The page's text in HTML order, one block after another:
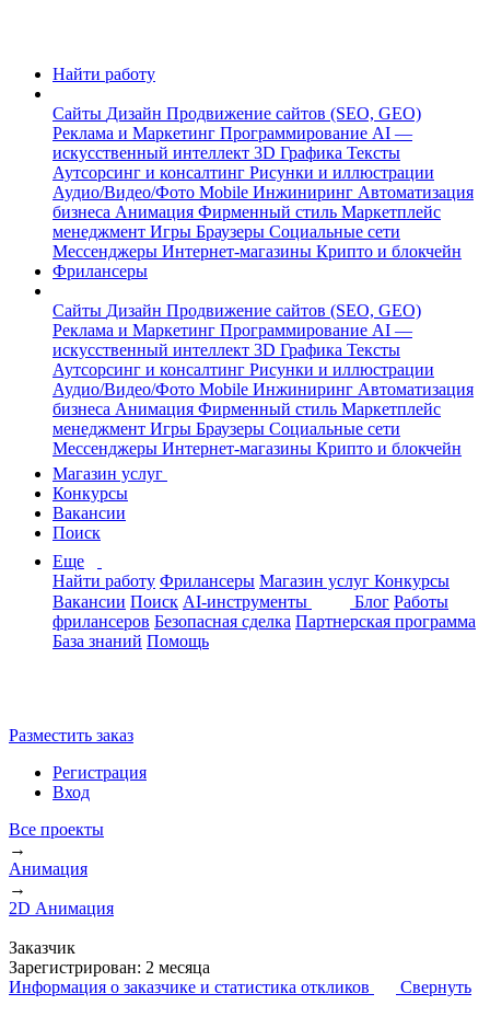
Найти работу
Сайты Дизайн Продвижение сайтов (SEO, GEO)
Реклама и Маркетинг Программирование AI —
искусственный интеллект 3D Графика Тексты
Аутсорсинг и консалтинг Рисунки и иллюстрации
Аудио/Видео/Фото Mobile Инжиниринг Автоматизация
бизнеса Анимация Фирменный стиль Маркетплейс
менеджмент Игры Браузеры Социальные сети
Мессенджеры Интернет-магазины Крипто и блокчейн
Фрилансеры
Сайты Дизайн Продвижение сайтов (SEO, GEO)
Реклама и Маркетинг Программирование AI —
искусственный интеллект 3D Графика Тексты
Аутсорсинг и консалтинг Рисунки и иллюстрации
Аудио/Видео/Фото Mobile Инжиниринг Автоматизация
бизнеса Анимация Фирменный стиль Маркетплейс
менеджмент Игры Браузеры Социальные сети
Мессенджеры Интернет-магазины Крипто и блокчейн
Магазин услуг
Конкурсы
Вакансии
Поиск
Еще
Найти работу Фрилансеры Магазин услуг Конкурсы
Вакансии Поиск AI-инструменты Блог Работы
фрилансеров Безопасная сделка Партнерская программа
База знаний Помощь
Разместить заказ
Регистрация
Вход
Все проекты
→
Анимация
→
2D Анимация
Заказчик
Зарегистрирован: 2 месяца
Информация о заказчике и статистика откликов Свернуть